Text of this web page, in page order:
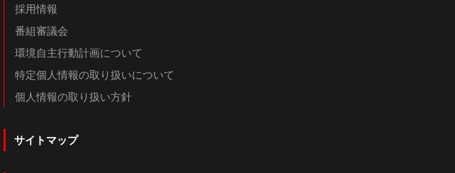
採用情報
番組審議会
環境自主行動計画について
特定個人情報の取り扱いについて
個人情報の取り扱い方針
サイトマップ